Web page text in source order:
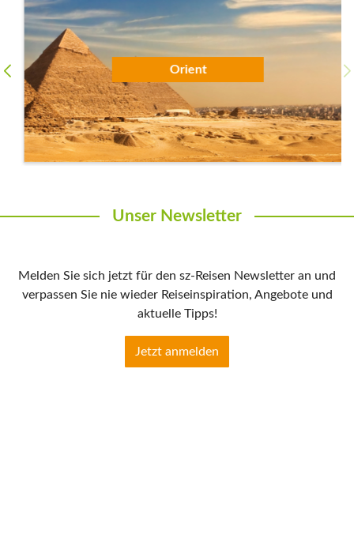
Orient
Unser Newsletter
Melden Sie sich jetzt für den sz-Reisen Newsletter an und
verpassen Sie nie wieder Reiseinspiration, Angebote und
aktuelle Tipps!
Jetzt anmelden